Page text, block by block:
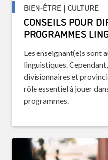
BIEN-ÊTRE | CULTURE
CONSEILS POUR
PROGRAMMES
Les enseignant(e)s sont
linguistiques.
divisionnaires et
rôle essentiel à jouer
programmes.